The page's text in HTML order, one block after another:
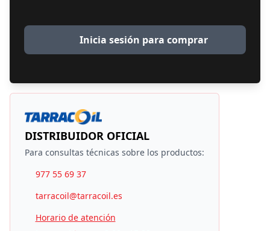
Inicia sesión para comprar
DISTRIBUIDOR OFICIAL
Para consultas técnicas sobre los productos:
977 55 69 37
tarracoil@tarracoil.es
Horario de atención